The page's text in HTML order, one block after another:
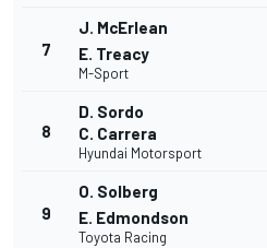
7
J. McErlean
E. Treacy
M-Sport
8
D. Sordo
C. Carrera
Hyundai Motorsport
9
O. Solberg
E. Edmondson
Toyota Racing